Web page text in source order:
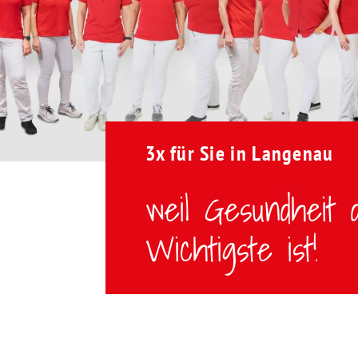
3x für Sie in Langenau
weil Gesundheit
Wichtigste ist!